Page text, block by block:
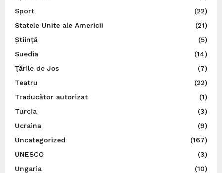
Sport
(22)
Statele Unite ale Americii
(21)
Știință
(5)
Suedia
(14)
Ţările de Jos
(7)
Teatru
(22)
Traducător autorizat
(1)
Turcia
(3)
Ucraina
(9)
Uncategorized
(167)
UNESCO
(3)
Ungaria
(10)